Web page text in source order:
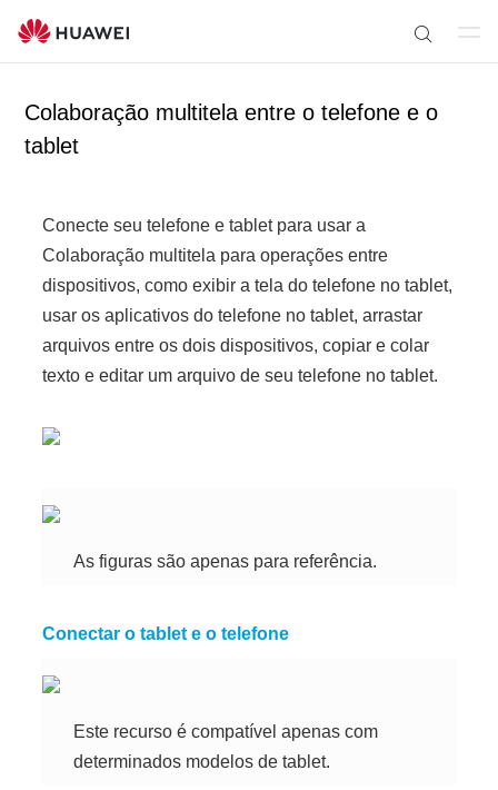
s
r
Ab
Colaboração multitela entre o telefone e o
tablet
Conecte seu telefone e tablet para usar a
Colaboração multitela para operações entre
dispositivos, como exibir a tela do telefone no tablet,
usar os aplicativos do telefone no tablet, arrastar
arquivos entre os dois dispositivos, copiar e colar
texto e editar um arquivo de seu telefone no tablet.
As figuras são apenas para referência.
Conectar o tablet e o telefone
Este recurso é compatível apenas com
determinados modelos detablet.